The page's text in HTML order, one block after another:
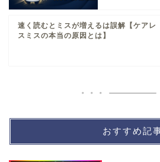
速く読むとミスが増えるは誤解【ケアレ
スミスの本当の原因とは】
おすすめ記